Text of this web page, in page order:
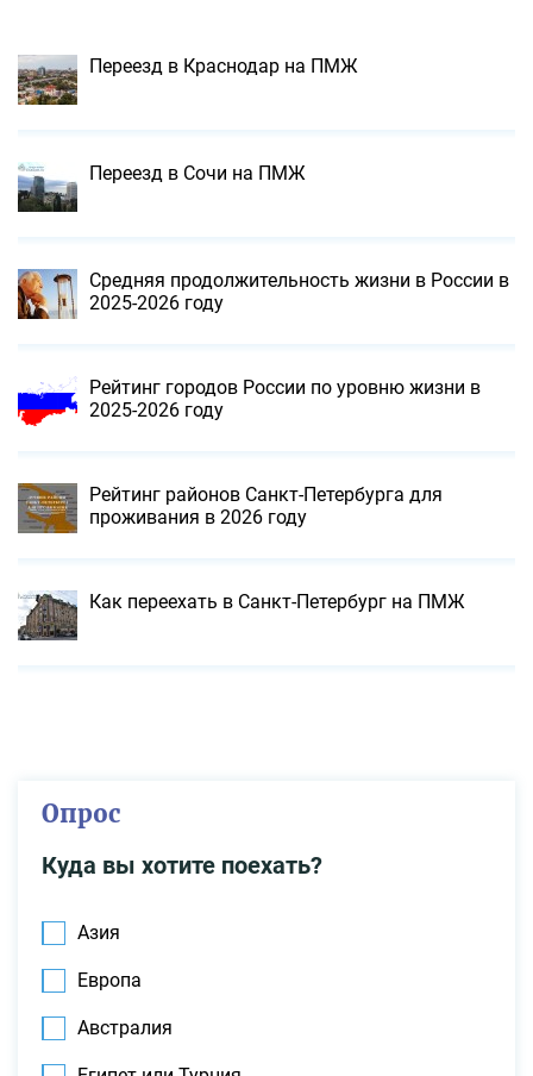
Переезд в Краснодар на ПМЖ
Переезд в Сочи на ПМЖ
Средняя продолжительность жизни в России в
2025-2026 году
Рейтинг городов России по уровню жизни в
2025-2026 году
Рейтинг районов Санкт-Петербурга для
проживания в 2026 году
Как переехать в Санкт-Петербург на ПМЖ
Опрос
Куда вы хотите поехать?
Азия
Европа
Австралия